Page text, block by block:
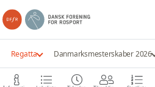
Regatta Danmarksmesterskaber 2026